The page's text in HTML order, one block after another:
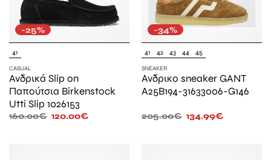
-25%
41
CASUAL
Ανδρικά Slip on
Παπούτσια Birkenstock
Utti Slip 1026153
160.00€ 120.00€
-34%
41 42 43 44 45
SNEAKER
Ανδρικο sneaker GANT
A25B194-31633006-G146
205.00€ 134.99€